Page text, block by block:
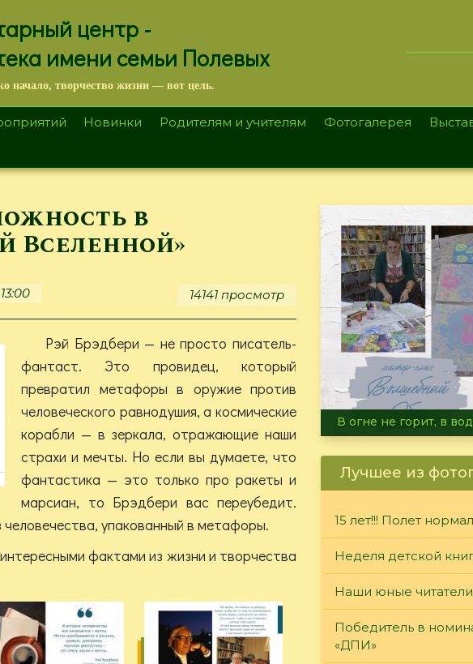
центр -
имени семьи Полевых
начало, творчество жизни — вот цель.
Новинки Родителям и учителям Фотогалерея
в
Вселенной»
14141 просмотр
Рэй Брэдбери — не просто писатель-
фантаст. Это провидец, который
превратил метафоры в оружие против
человеческого равнодушия, а космические
корабли — в зеркала, отражающие наши
страхи и мечты. Но если вы думаете, что
фантастика — это только про ракеты и
марсиан, то Брэдбери вас переубедит.
человечества, упакованный в метафоры.
фактами из жизни и творчества
Летние турниры
Лучшее из
15 лет!!! Полет
Неделя детской
Наши юные читатели
Победитель в
«ДПИ»